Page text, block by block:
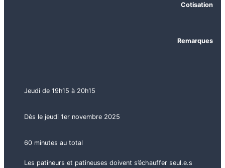
Cotisation
Remarques
Jeudi de 19h15 à 20h15
Dès le jeudi 1er novembre 2025
60 minutes au total
Les patineurs et patineuses doivent s’échauffer seul.e.s